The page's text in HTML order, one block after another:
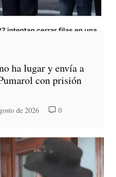
ha lugar y envía a
con prisión
de 2026 0